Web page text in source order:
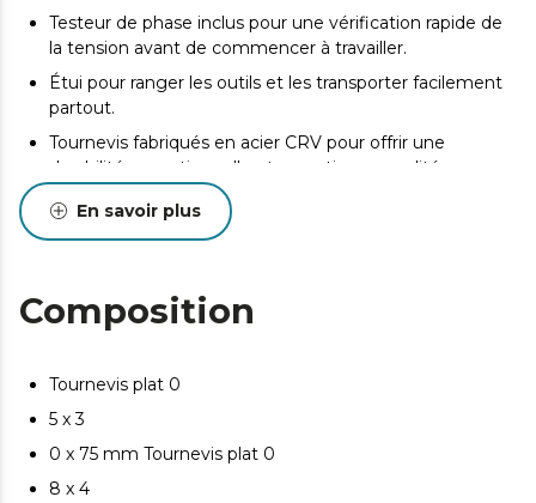
Testeur de phase inclus pour une vérification rapide de
la tension avant de commencer à travailler.
Étui pour ranger les outils et les transporter facilement
partout.
Tournevis fabriqués en acier CRV pour offrir une
durabilité exceptionnelle et garantir une qualité
maximale dans les travaux de précision.
Manche ergonomique et antidérapant : son design
Les formats de tournevis les plus courants dans le
domaine de l'électricité sont inclus, avec 4 tournevis
(PH0, PH1, PH2).
En savoir plus
Composition
Tournevis plat 0
5 x 3
0 x 75 mm Tournevis plat 0
8 x 4